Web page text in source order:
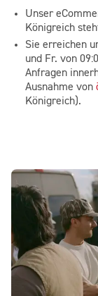
Unser
Königreich
Sie erreichen
und Fr. von
Anfragen
Ausnahme von
Königreich).